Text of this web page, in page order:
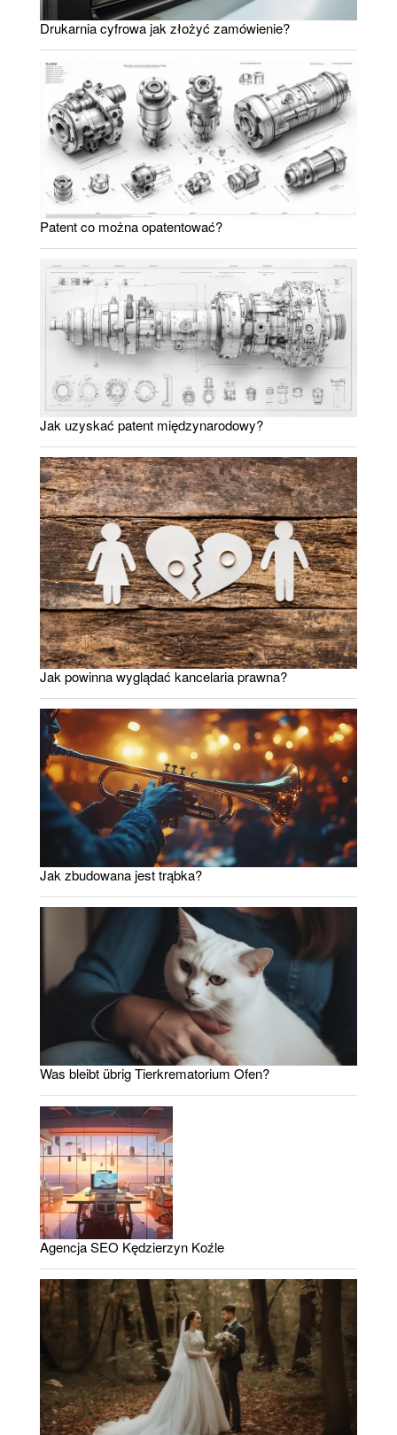
Drukarnia cyfrowa jak złożyć zamówienie?
Patent co można opatentować?
Jak uzyskać patent międzynarodowy?
Jak powinna wyglądać kancelaria prawna?
Jak zbudowana jest trąbka?
Was bleibt übrig Tierkrematorium Ofen?
Agencja SEO Kędzierzyn Koźle